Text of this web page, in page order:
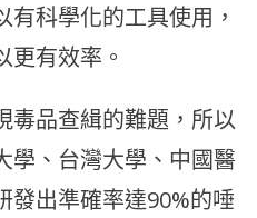
科學化的工具使用，
更有效率。
毒品查緝的難題，所以
學、台灣大學、中國醫
發出準確率達90%的唾